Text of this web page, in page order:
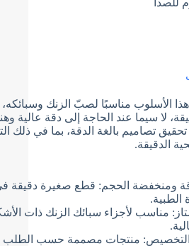
الأسلوب مناسبًا لصبّ الزنك
لا سيما عند الحاجة إلى دقة عالية
تحقيق تصاميم بالغة الدقة، بما في ذلك
الدقيقة.
ومنخفضة الحجم: قطع صغيرة دقيقة
الطبية.
مناسب لأجزاء سبائك الزنك ذات
والتخصيص: منتجات مصممة حسب الطلب